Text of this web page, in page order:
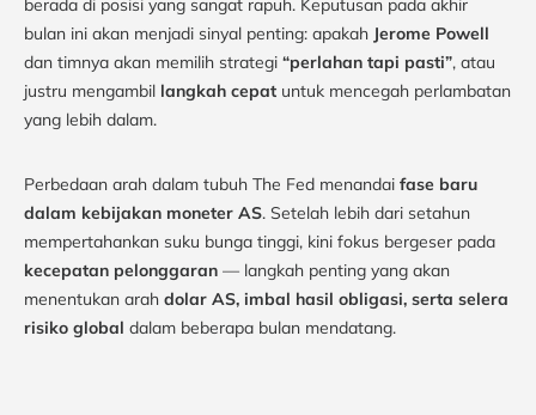
berada di posisi yang sangat rapuh. Keputusan pada akhir
bulan ini akan menjadi sinyal penting: apakah Jerome Powell
dan timnya akan memilih strategi “perlahan tapi pasti”, atau
justru mengambil langkah cepat untuk mencegah perlambatan
yang lebih dalam.
Perbedaan arah dalam tubuh The Fed menandai fase baru
dalam kebijakan moneter AS. Setelah lebih dari setahun
mempertahankan suku bunga tinggi, kini fokus bergeser pada
kecepatan pelonggaran — langkah penting yang akan
menentukan arah dolar AS, imbal hasil obligasi, serta selera
risiko global dalam beberapa bulan mendatang.